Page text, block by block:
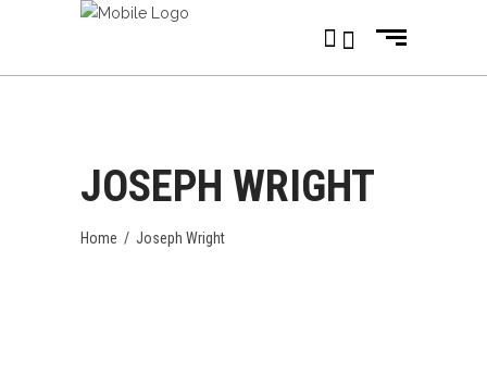
JOSEPH WRIGHT
Home / Joseph Wright